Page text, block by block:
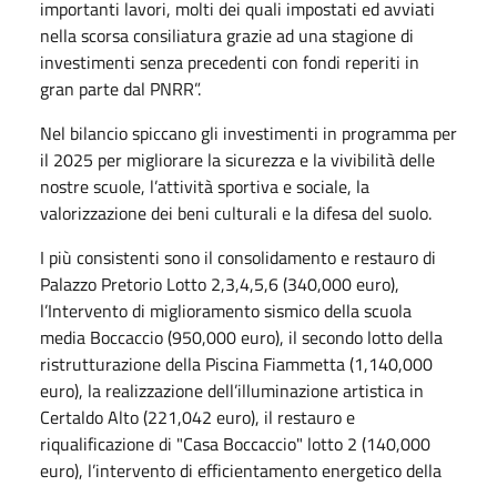
importanti lavori, molti dei quali impostati ed avviati
nella scorsa consiliatura grazie ad una stagione di
investimenti senza precedenti con fondi reperiti in
gran parte dal PNRR”.
Nel bilancio spiccano gli investimenti in programma per
il 2025 per migliorare la sicurezza e la vivibilità delle
nostre scuole, l’attività sportiva e sociale, la
valorizzazione dei beni culturali e la difesa del suolo.
I più consistenti sono il consolidamento e restauro di
Palazzo Pretorio Lotto 2,3,4,5,6 (340,000 euro),
l’Intervento di miglioramento sismico della scuola
media Boccaccio (950,000 euro), il secondo lotto della
ristrutturazione della Piscina Fiammetta (1,140,000
euro), la realizzazione dell’illuminazione artistica in
Certaldo Alto (221,042 euro), il restauro e
riqualificazione di "Casa Boccaccio" lotto 2 (140,000
euro), l’intervento di efficientamento energetico della